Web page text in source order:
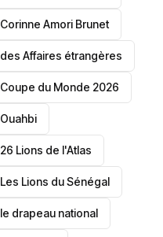
Corinne Amori Brunet
des Affaires étrangères
‎Coupe du Monde 2026
Ouahbi
26 Lions de l'Atlas
Les Lions du Sénégal
le drapeau national